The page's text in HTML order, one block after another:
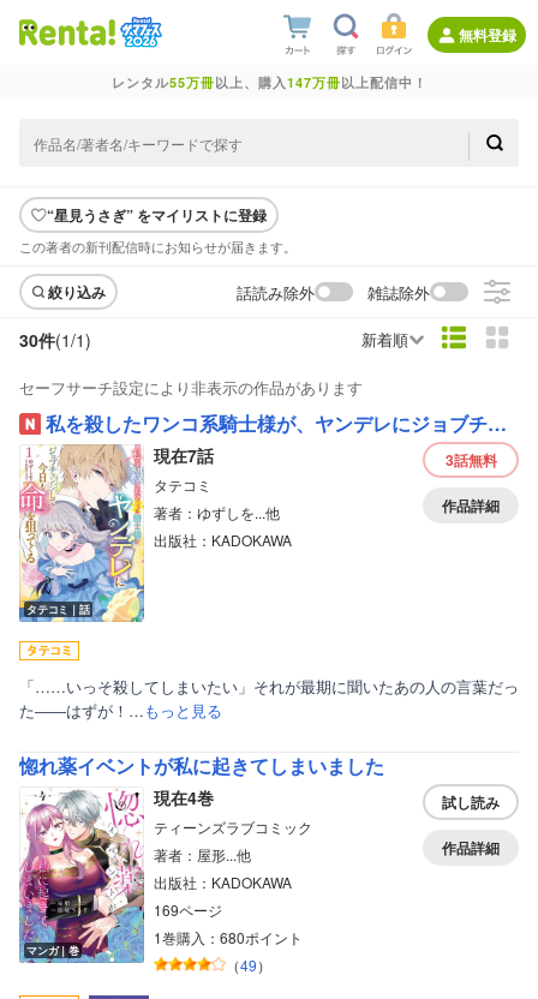
無料登録
レンタル55万冊以上、購入147万冊以上配信中！
“星見うさぎ” をマイリストに登録
この著者の新刊配信時にお知らせが届きます。
絞り込み 話読み除外 雑誌除外
30件(1/1) 新着順
セーフサーチ設定により非表示の作品があります
私を殺したワンコ系騎士様が、ヤンデレにジョブチェンジして今日も命を狙ってくる【タテスク】【フルカラー】
タテコミ｜話
現在7話
タテコミ
著者：ゆずしを...他
出版社：KADOKAWA
3話無料
作品詳細
「……いっそ殺してしまいたい」それが最期に聞いたあの人の言葉だっ
た――はずが！…もっと見る
惚れ薬イベントが私に起きてしまいました
マンガ｜巻
現在4巻
ティーンズラブコミック
著者：屋形...他
出版社：KADOKAWA
169ページ
1巻購入：680ポイント
（49）
試し読み
作品詳細